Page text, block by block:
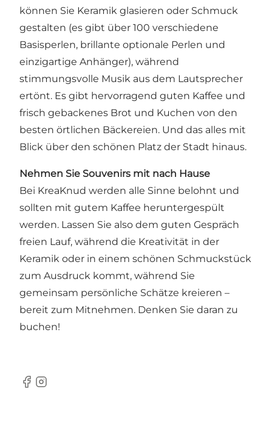
können Sie Keramik glasieren oder Schmuck
gestalten (es gibt über 100 verschiedene
Basisperlen, brillante optionale Perlen und
einzigartige Anhänger), während
stimmungsvolle Musik aus dem Lautsprecher
ertönt. Es gibt hervorragend guten Kaffee und
frisch gebackenes Brot und Kuchen von den
besten örtlichen Bäckereien. Und das alles mit
Blick über den schönen Platz der Stadt hinaus.
Nehmen Sie Souvenirs mit nach Hause
Bei KreaKnud werden alle Sinne belohnt und
sollten mit gutem Kaffee heruntergespült
werden. Lassen Sie also dem guten Gespräch
freien Lauf, während die Kreativität in der
Keramik oder in einem schönen Schmuckstück
zum Ausdruck kommt, während Sie
gemeinsam persönliche Schätze kreieren –
bereit zum Mitnehmen. Denken Sie daran zu
buchen!
Facebook
Instagram